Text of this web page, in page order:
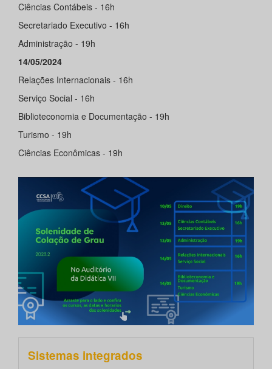
Ciências Contábeis - 16h
Secretariado Executivo - 16h
Administração - 19h
14/05/2024
Relações Internacionais - 16h
Serviço Social - 16h
Biblioteconomia e Documentação - 19h
Turismo - 19h
Ciências Econômicas - 19h
Sistemas integrados